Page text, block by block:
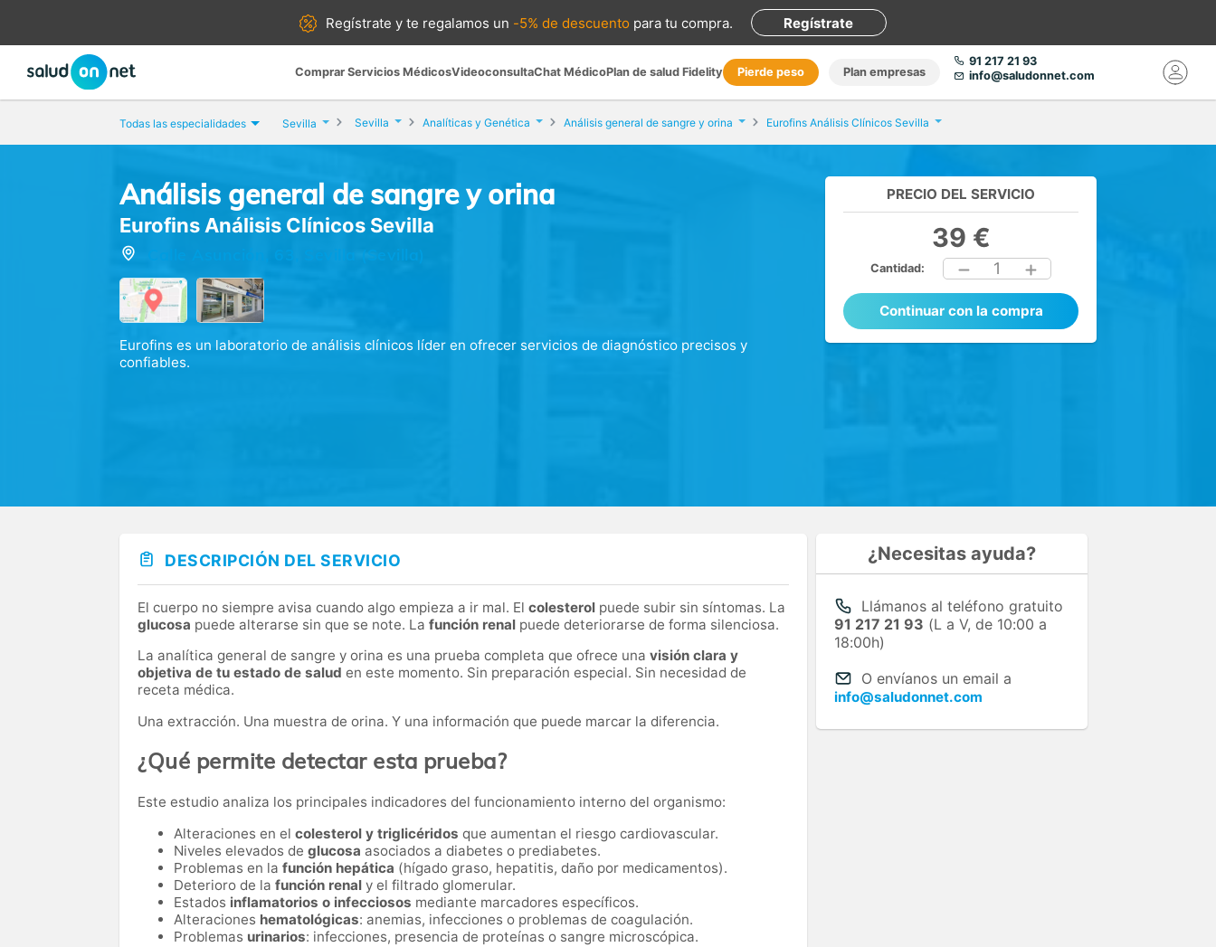
Regístrate yte regalamos un -5% de descuento para tu compra. Regístrate
Comprar Servicios MédicosVideoconsultaChat MédicoPlan de salud Fidelity Pierde peso Plan empresas
91 217 21 93
info@saludonnet.com
Todas las especialidades Sevilla Sevilla Analíticas y Genética Análisis general de sangre y orina Eurofins Análisis Clínicos Sevilla
Análisis general de sangre y orina
Eurofins Análisis Clínicos Sevilla
Eurofins es un laboratorio de análisis clínicos líder en ofrecer servicios de diagnóstico precisos y
confiables.
PRECIO DEL SERVICIO
39 €
Cantidad: 1
Continuar con la compra
DESCRIPCIÓN DEL SERVICIO
El cuerpo no siempre avisa cuando algo empieza a ir mal. El colesterol puede subir sin síntomas. La
glucosa puede alterarse sin que se note. La función renal puede deteriorarse de forma silenciosa.
La analítica general de sangre y orina es una prueba completa que ofrece una visión clara y
objetiva de tu estado de salud en este momento. Sin preparación especial. Sin necesidad de
receta médica.
Una extracción. Una muestra de orina. Y una información que puede marcar la diferencia.
¿Qué permite detectar esta prueba?
Este estudio analiza los principales indicadores del funcionamiento interno del organismo:
Alteraciones en el colesterol y triglicéridos que aumentan el riesgo cardiovascular.
Niveles elevados de glucosa asociados a diabetes o prediabetes.
Problemas en la función hepática (hígado graso, hepatitis, daño por medicamentos).
Deterioro de la función renal y el filtrado glomerular.
Estados inflamatorios o infecciosos mediante marcadores específicos.
Alteraciones hematológicas: anemias, infecciones o problemas de coagulación.
Problemas urinarios: infecciones, presencia de proteínas o sangre microscópica.
¿Necesitas ayuda?
Llámanos al teléfono gratuito
91 217 21 93 (L a V, de 10:00 a
18:00h)
O envíanos un email a
info@saludonnet.com